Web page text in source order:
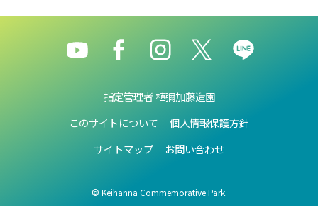
指定管理者 植彌加藤造園
このサイトについて
個人情報保護方針
サイトマップ
お問い合わせ
© Keihanna Commemorative Park.